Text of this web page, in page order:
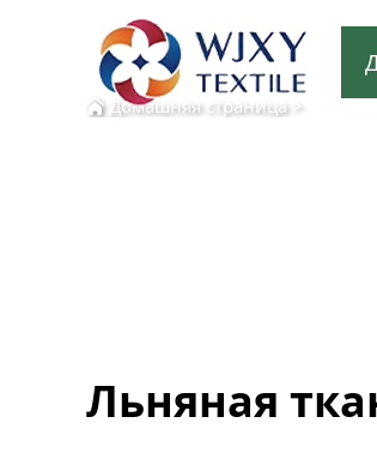
Домашняя страница>
Льняная